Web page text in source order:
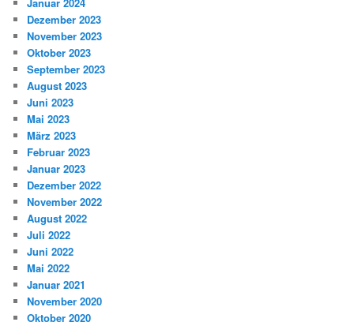
Dezember 2023
November 2023
Oktober 2023
September 2023
August 2023
Juni 2023
Mai 2023
März 2023
Februar 2023
Januar 2023
Dezember 2022
November 2022
August 2022
Juli 2022
Juni 2022
Mai 2022
Januar 2021
November 2020
Oktober 2020